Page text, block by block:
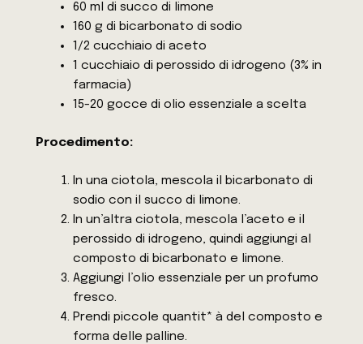
60 ml di succo di limone
160 g di bicarbonato di sodio
1/2 cucchiaio di aceto
1 cucchiaio di perossido di idrogeno (3% in
farmacia)
15-20 gocce di olio essenziale a scelta
Procedimento:
In una ciotola, mescola il bicarbonato di
sodio con il succo di limone.
In un’altra ciotola, mescola l’aceto e il
perossido di idrogeno, quindi aggiungi al
composto di bicarbonato e limone.
Aggiungi l’olio essenziale per un profumo
fresco.
Prendi piccole quantit* à del composto e
forma delle palline.